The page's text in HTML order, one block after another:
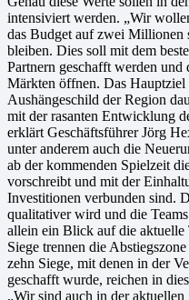
intensiviert werden. „Wir
das Budget auf zwei Millionen
bleiben. Dies soll mit dem
Partnern geschafft werden
Märkten öffnen. Das Hauptziel
Aushängeschild der Region
mit der rasanten Entwicklung
erklärt Geschäftsführer Jörg
unter anderem auch die
ab der kommenden Spielzeit
vorschreibt und mit der
Investitionen verbunden sind.
qualitativer wird und die
allein ein Blick auf die
Siege trennen die
zehn Siege, mit denen in der
geschafft wurde, reichen in
„Wir sind auch in der aktuellen